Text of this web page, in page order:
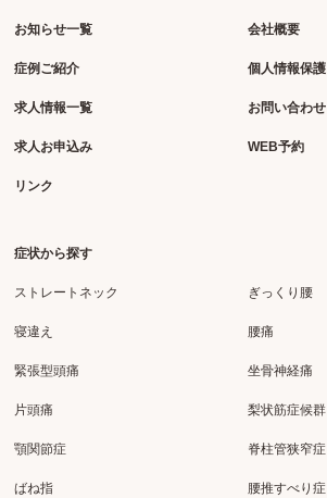
お知らせ一覧
症例ご紹介
求人情報一覧
求人お申込み
リンク
会社概要
個人情報保護
お問い合わせ
WEB予約
症状から探す
ストレートネック
寝違え
緊張型頭痛
片頭痛
顎関節症
ばね指
ぎっくり腰
腰痛
坐骨神経痛
梨状筋症候群
脊柱管狭窄症
腰推すべり症